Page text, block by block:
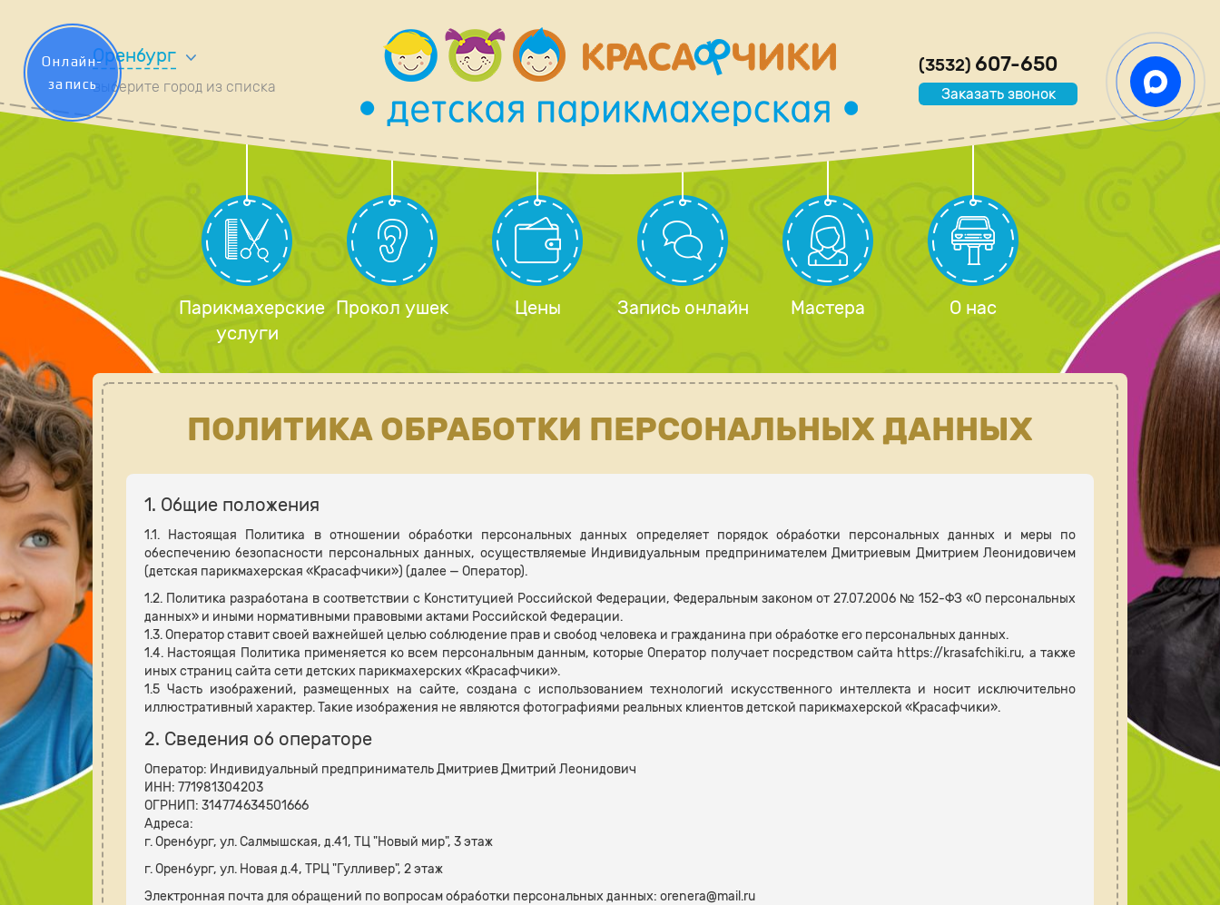
Оренбург
выберите город из списка
(3532) 607-650
Заказать звонок
Парикмахерские
услуги
Прокол ушек Цены Запись онлайн Мастера О нас
ПОЛИТИКА ОБРАБОТКИ ПЕРСОНАЛЬНЫХ ДАННЫХ
1. Общие положения
1.1. Настоящая Политика в отношении обработки персональных данных определяет порядок обработки персональных данных и меры по
обеспечению безопасности персональных данных, осуществляемые Индивидуальным предпринимателем Дмитриевым Дмитрием Леонидовичем
(детская парикмахерская «Красафчики») (далее — Оператор).
1.2. Политика разработана в соответствии с Конституцией Российской Федерации, Федеральным законом от 27.07.2006 № 152-ФЗ «О персональных
данных» и иными нормативными правовыми актами Российской Федерации.
1.3. Оператор ставит своей важнейшей целью соблюдение прав и свобод человека и гражданина при обработке его персональных данных.
1.4. Настоящая Политика применяется ко всем персональным данным, которые Оператор получает посредством сайта https://krasafchiki.ru, а также
иных страниц сайта сети детских парикмахерских «Красафчики».
1.5 Часть изображений, размещенных на сайте, создана с использованием технологий искусственного интеллекта и носит исключительно
иллюстративный характер. Такие изображения не являются фотографиями реальных клиентов детской парикмахерской «Красафчики».
2. Сведения об операторе
Оператор: Индивидуальный предприниматель Дмитриев Дмитрий Леонидович
ИНН: 771981304203
ОГРНИП: 314774634501666
Адреса:
г. Оренбург, ул. Салмышская, д.41, ТЦ "Новый мир", 3 этаж
г. Оренбург, ул. Новая д.4, ТРЦ "Гулливер", 2 этаж
Электронная почта для обращений по вопросам обработки персональных данных: orenera@mail.ru
Онлайн-
запись